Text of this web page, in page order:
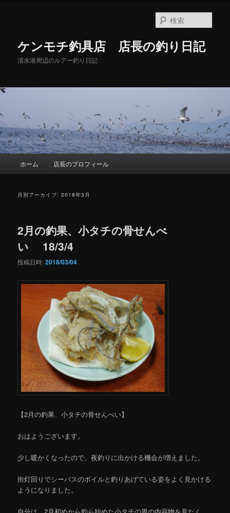
へ
動
移
ケンモチ釣具店 店長の釣り日記
清水港周辺のルアー釣り日記
索
ホーム 店長のプロフィール
月別アーカイブ:2018年3月
2月の釣果、小タチの骨せんべ
い 18/3/4
投稿日時:2018/03/04
【2月の釣果、小タチの骨せんべい】
おはようございます。
少し暖かくなったので、夜釣りに出かける機会が増えました。
街灯回りでシーバスのボイルと釣りあげている姿をよく見かける
ようになりました。